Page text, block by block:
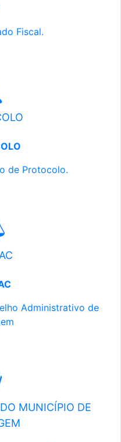
Fiscal.
de Protocolo.
Administrativo de
MUNICÍPIO DE